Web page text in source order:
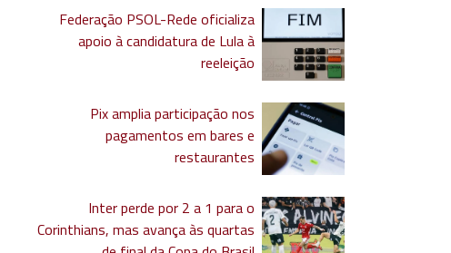
Federação PSOL-Rede oficializa
apoio à candidatura de Lula à
reeleição
Pix amplia participação nos
pagamentos em bares e
restaurantes
Inter perde por 2 a 1 para o
Corinthians, mas avança às quartas